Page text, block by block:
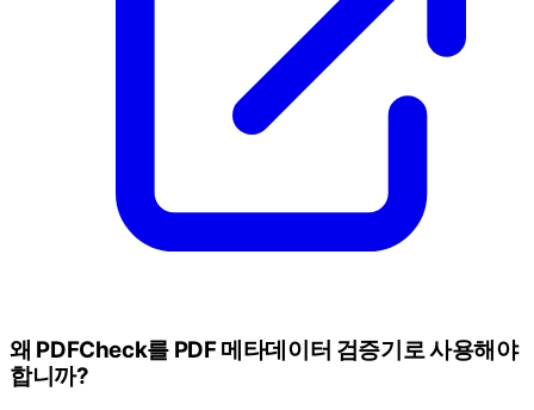
왜 PDFCheck를 PDF 메타데이터 검증기로 사용해야
합니까?